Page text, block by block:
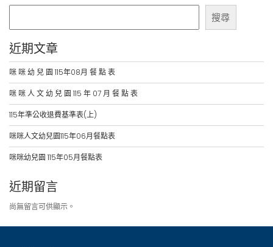
搜尋
近期文章
咪 咪 幼 兒 園 115年08月 餐 點 表
咪 咪 人 文 幼 兒 園 115 年 07 月 餐 點 表
115年準公收退費基準表(上)
咪咪人文幼兒園115年06月餐點表
咪咪幼兒園 115年05月餐點表
近期留言
尚無留言可供顯示。